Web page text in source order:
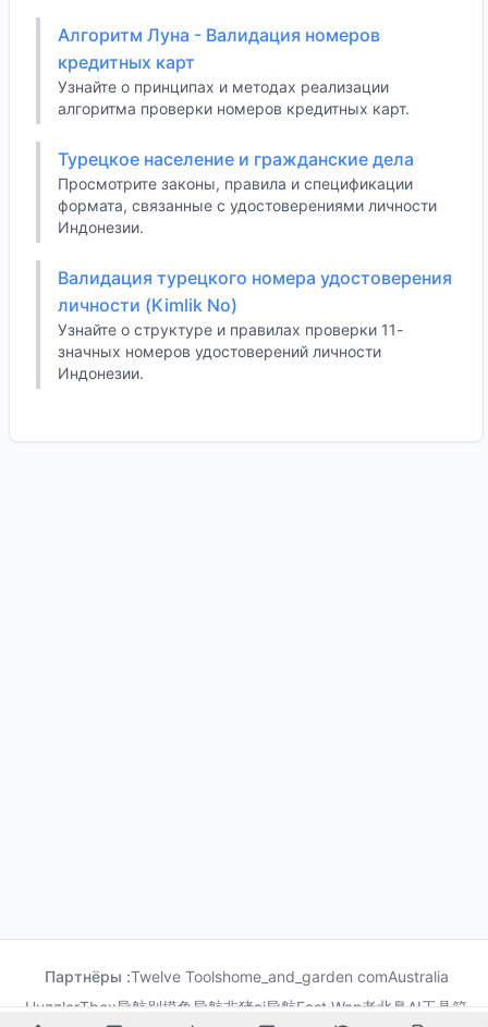
Алгоритм Луна - Валидация номеров
кредитных карт
Узнайте о принципах и методах реализации
алгоритма проверки номеров кредитных карт.
Турецкое население и гражданские дела
Просмотрите законы, правила и спецификации
формата, связанные с удостоверениями личности
Индонезии.
Валидация турецкого номера удостоверения
личности (Kimlik No)
Узнайте о структуре и правилах проверки 11-
значных номеров удостоверений личности
Индонезии.
Партнёры :Twelve Toolshome_and_garden comAustralia
HuzzlerTbox导航别摸鱼导航非猪ai导航Fast Wan老北鼻AI工具箱